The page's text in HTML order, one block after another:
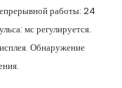
работы: 24
мс регулируется.
Обнаружение